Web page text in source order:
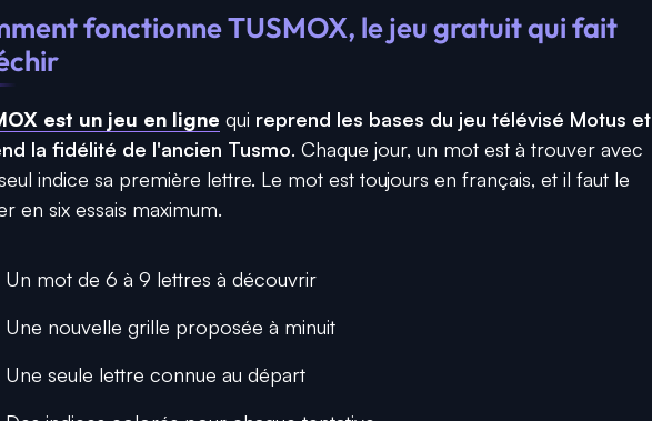
fonctionne TUSMOX, le jeu gratuit qui fait
est un jeu en ligne qui reprend les bases du jeu télévisé Motus et
la fidélité de l'ancien Tusmo. Chaque jour, un mot est à trouver avec
indice sa première lettre. Le mot est toujours en français, et il faut le
en six essais maximum.
Un mot de 6 à 9 lettres à découvrir
Une nouvelle grille proposée à minuit
Une seule lettre connue au départ